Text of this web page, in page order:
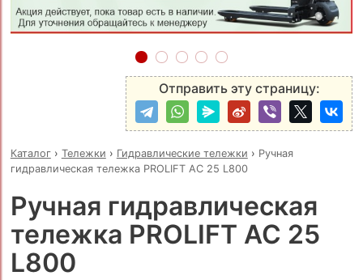
Отправить эту страницу:
Каталог› Тележки › Гидравлические тележки › Ручная
гидравлическая тележка PROLIFT AC 25 L800
Ручная гидравлическая
тележка PROLIFT AC 25
L800